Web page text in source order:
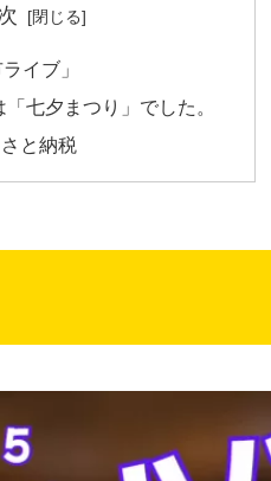
イブ」
七夕まつり」でした。
と納税